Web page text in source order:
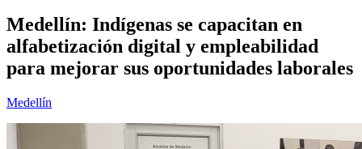
Medellín: Indígenas se capacitan en
alfabetización digital y empleabilidad
para mejorar sus oportunidades laborales
Medellín